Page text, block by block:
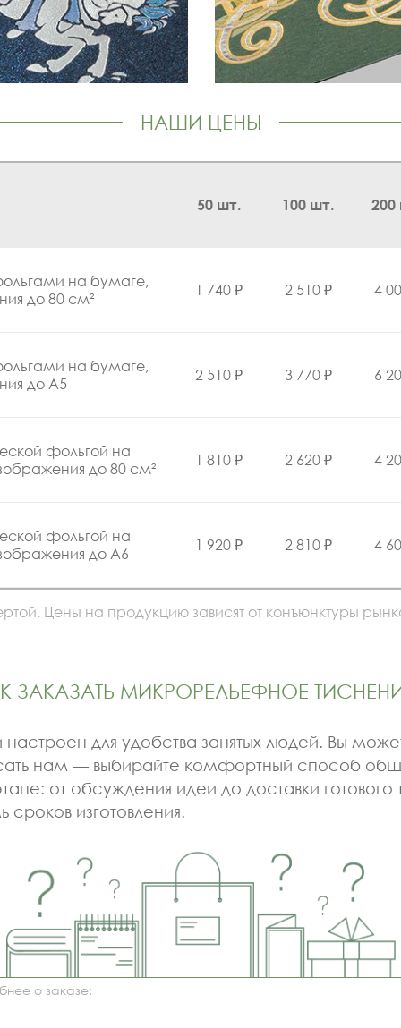
НАШИ ЦЕНЫ
50 шт. 100 шт. 200
на бумаге,
до 80 см²
1 740 ₽ 2 510 ₽ 4
на бумаге,
до А5
2 510 ₽ 3 770 ₽ 6
фольгой на
до 80 см²
1 810 ₽ 2 620 ₽ 4
фольгой на
до А6
1 920 ₽ 2 810 ₽ 4
Цены на продукцию зависят от конъюнктуры
ЗАКАЗАТЬ МИКРОРЕЛЬЕФНОЕ
для удобства занятых людей. Вы
нам — выбирайте комфортный способ
от обсуждения идеи до доставки готового
изготовления.